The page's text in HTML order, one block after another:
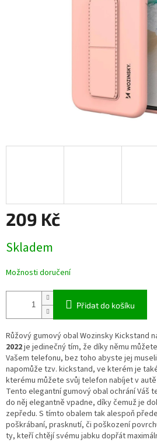
209 Kč
cena:
Skladem
Možnosti doručení
Přidat do košíku
Růžový gumový obal Wozinsky Kickstand
2022je jedinečný tím, že díky němu
Vašem telefonu, bez toho abyste jej
napomůže tzv. kickstand, ve kterém je
kterému můžete svůj telefon nabíjet v
Tento elegantní gumový obal ochrání Váš
do něj elegantně vpadne, díky čemuž je
zepředu. S tímto obalem tak alespoň
poškrábaní, prasknutí, či poškození
ty, kteří chtějí svému jabku dopřát